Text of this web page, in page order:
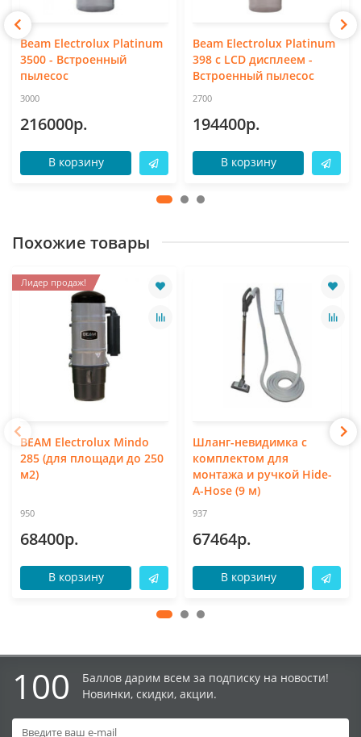
Beam Electrolux Platinum
3500 - Встроенный
пылесос
3000
216000р.
В корзину
Beam Electrolux Platinum
398 с LCD дисплеем -
Встроенный пылесос
2700
194400р.
В корзину
Похожие товары
Лидер продаж!
BEAM Electrolux Mindo
285 (для площади до 250
м2)
950
68400р.
В корзину
Шланг-невидимка с
комплектом для
монтажа и ручкой Hide-
A-Hose (9 м)
937
67464р.
В корзину
100
Баллов дарим всем за подписку на новости!
Новинки, скидки, акции.